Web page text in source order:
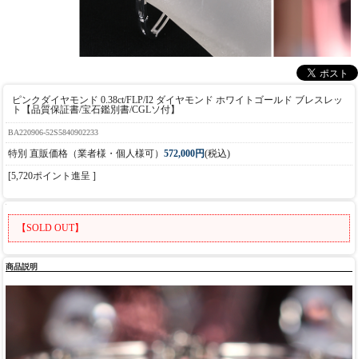
ピンクダイヤモンド 0.38ct/FLP/I2 ダイヤモンド ホワイトゴールド ブレスレッ
ト【品質保証書/宝石鑑別書/CGLソ付】
BA220906-52S5840902233
特別 直販価格（業者様・個人様可） 572,000円(税込)
[5,720ポイント進呈 ]
【SOLD OUT】
商品説明